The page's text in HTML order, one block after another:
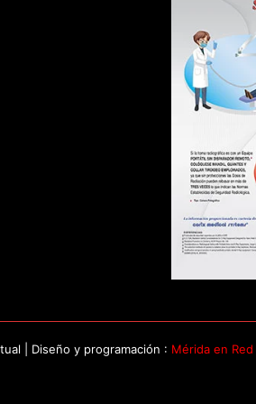
| Diseño y programación : Mérida en Red